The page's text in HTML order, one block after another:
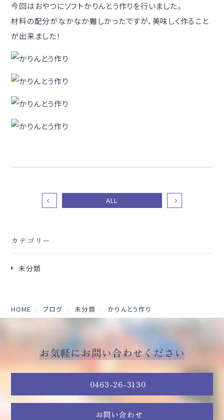
カテゴリー
未分類
今回はおやつにソフトかりんとう作りを行いました。
材料の配分がなかなか難しかったですが、美味しく作ること
が出来ました！
ALL
HOME ブログ 未分類 かりんとう作り
お気軽にお問い合わせください
0463-26-3130
お問い合わせ